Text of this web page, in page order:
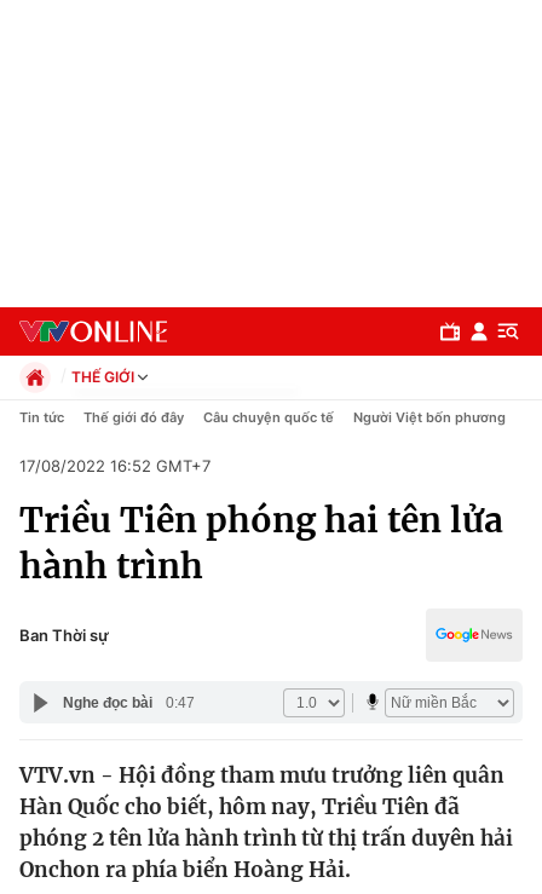
Chuyên mục
Chính trị
Pháp luật
Thế giới
Tin tức
THẾ GIỚI
Chính trị
Pháp luật
Kinh tế
Thể thao
Truyền hình
Y tế
Công nghệ
Tin tức Thế giới đó đây Câu chuyện quốc tế Người Việt bốn phương
17/08/2022 16:52 GMT+7
Triều Tiên phóng hai tên lửa
hành trình
Ban Thời sự
Nghe đọc bài 0:47
VTV.vn - Hội đồng tham mưu trưởng liên quân
Hàn Quốc cho biết, hôm nay, Triều Tiên đã
phóng 2 tên lửa hành trình từ thị trấn duyên hải
Onchon ra phía biển Hoàng Hải.